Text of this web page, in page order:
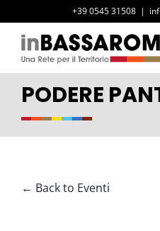
al
contenuto
+39 0545 31508 |
PODERE
← Back to Eventi